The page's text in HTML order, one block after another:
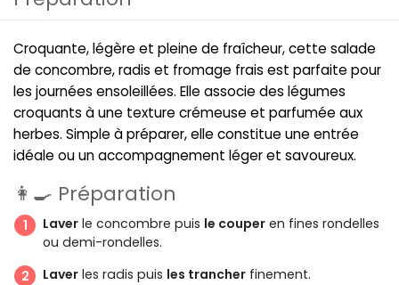
Croquante, légère et pleine de fraîcheur, cette salade
de concombre, radis et fromage frais est parfaite pour
les journées ensoleillées. Elle associe des légumes
croquants à une texture crémeuse et parfumée aux
herbes. Simple à préparer, elle constitue une entrée
idéale ou un accompagnement léger et savoureux.
👩‍🍳 Préparation
Laver le concombre puis le couper en fines rondelles
ou demi-rondelles.
Laver les radis puis les trancher finement.